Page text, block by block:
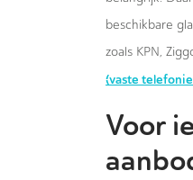
beschikbare
zoals KPN,
(vaste
Voor